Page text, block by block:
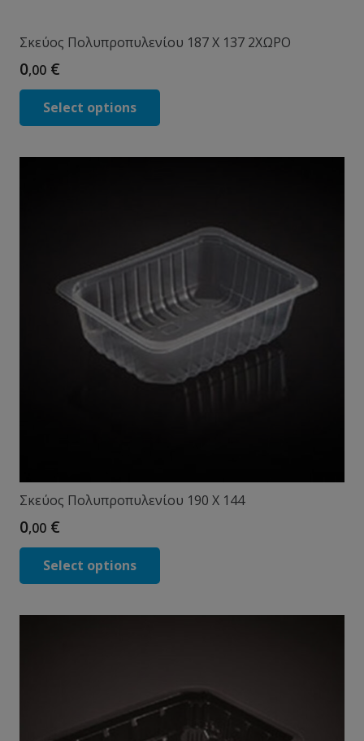
Σκεύος Πολυπροπυλενίου 187 X 137 2ΧΩΡΟ
0,00 €
Select options
Σκεύος Πολυπροπυλενίου 190 Χ 144
0,00 €
Select options